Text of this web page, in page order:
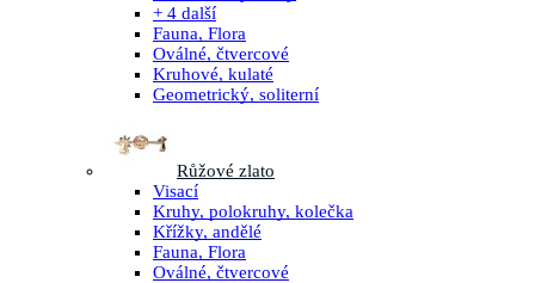
+ 4 další
Fauna, Flora
Oválné, čtvercové
Kruhové, kulaté
Geometrický, soliterní
Růžové zlato
Visací
Kruhy, polokruhy, kolečka
Křížky, andělé
Fauna, Flora
Oválné, čtvercové